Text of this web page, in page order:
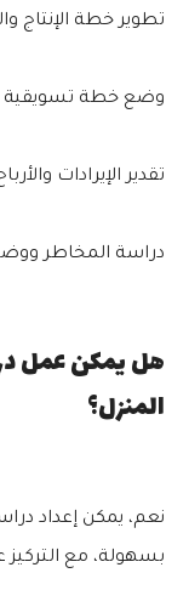
تطوير خطة الإنتاج
وضع خطة تسويقية
تقدير الإيرادات
دراسة المخاطر
هل يمكن عمل
المنزل؟
نعم، يمكن إعداد
بسهولة، مع التركيز